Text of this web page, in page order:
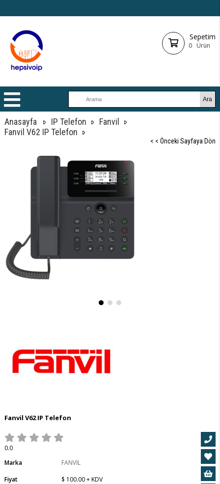
Sepetim
0 Ürün
Anasayfa IP Telefon
Fanvil
Fanvil V62 IP Telefon
< < Önceki Sayfaya Dön
Fanvil V62 IP Telefon
0.0
Marka
FANVİL
Fiyat
$ 100.00+ KDV